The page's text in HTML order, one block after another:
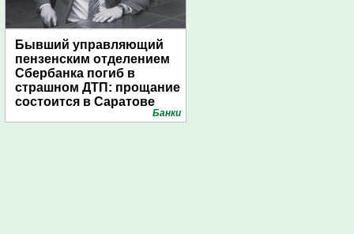
Бывший управляющий
пензенским отделением
Сбербанка погиб в
страшном ДТП: прощание
состоится в Саратове
Банки